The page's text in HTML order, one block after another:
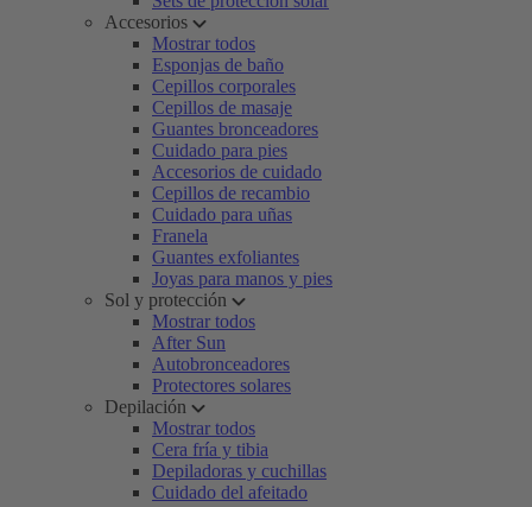
Accesorios
Mostrar todos
Esponjas de baño
Cepillos corporales
Cepillos de masaje
Guantes bronceadores
Cuidado para pies
Accesorios de cuidado
Cepillos de recambio
Cuidado para uñas
Franela
Guantes exfoliantes
Joyas para manos y pies
Sol y protección
Mostrar todos
After Sun
Autobronceadores
Protectores solares
Depilación
Mostrar todos
Cera fría y tibia
Depiladoras y cuchillas
Cuidado del afeitado